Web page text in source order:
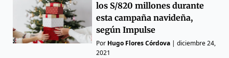
los S/820 millones durante
esta campaña navideña,
según Impulse
Por Hugo Flores Córdova |diciembre 24,
2021